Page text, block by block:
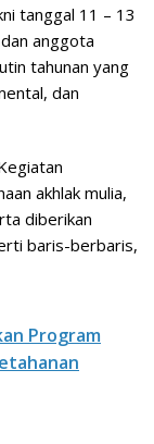
tanggal 11 – 13
anggota
tahunan yang
dan
akhlak mulia,
diberikan
baris-berbaris,
Program